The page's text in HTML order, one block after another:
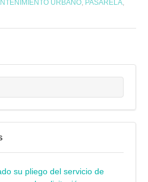
URBANO PASARELA
su pliego del servicio de